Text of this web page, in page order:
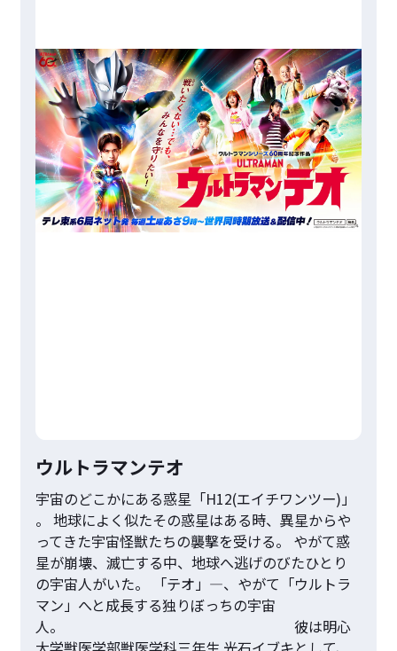
ウルトラマンテオ
宇宙のどこかにある惑星「H12(エイチワンツー)」
。 地球によく似たその惑星はある時、異星からや
ってきた宇宙怪獣たちの襲撃を受ける。 やがて惑
星が崩壊、滅亡する中、地球へ逃げのびたひとり
の宇宙⼈がいた。 「テオ」―、やがて「ウルトラ
マン」へと成⻑する独りぼっちの宇宙
⼈。 彼は明⼼